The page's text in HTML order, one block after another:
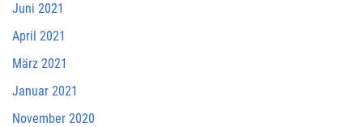
Juni 2021
April 2021
März 2021
Januar 2021
November 2020